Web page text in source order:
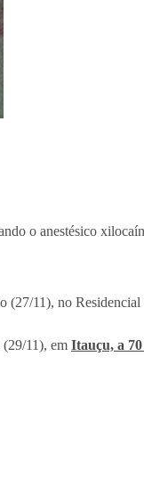
o anestésico
(27/11), no
(29/11), em Itauçu, a